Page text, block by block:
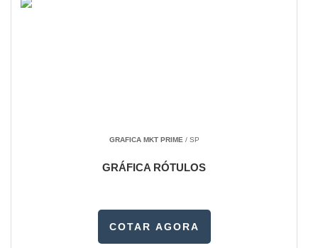
GRAFICA MKT PRIME/ SP
GRÁFICA RÓTULOS
COTAR AGORA